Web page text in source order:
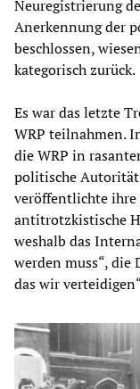
Neuregistrierung
Anerkennung der
beschlossen,
kategorisch zurück.
Es war das letzte
WRP teilnahmen.
die WRP in
politische Autorität
veröffentlichte
antitrotzkistische
weshalb das
werden muss“, die
das wir